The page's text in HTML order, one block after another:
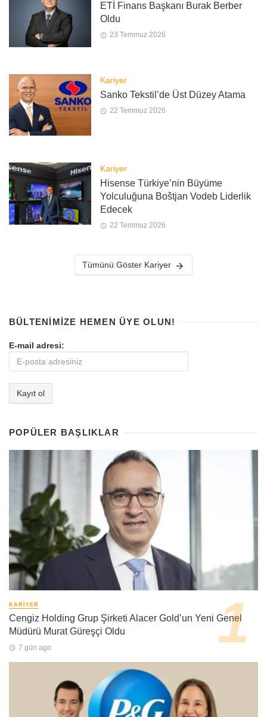
ETİ Finans Başkanı Burak Berber
Oldu
23 Temmuz 2026
Kariyer
Sanko Tekstil’de Üst Düzey Atama
22 Temmuz 2026
Kariyer
Hisense Türkiye’nin Büyüme
Yolculuğuna Boštjan Vodeb Liderlik
Edecek
22 Temmuz 2026
Tümünü Göster Kariyer
BÜLTENIMIZE HEMEN ÜYE OLUN!
E-mail adresi:
POPÜLER BAŞLIKLAR
KARIYER
Cengiz Holding Grup Şirketi Alacer Gold’un Yeni Genel
Müdürü Murat Güreşçi Oldu
7 gün ago